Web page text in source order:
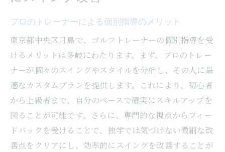
プロのトレーナーによる個別指導のメリット
東京都中央区月島で、ゴルフトレーナーの個別指導を受
けるメリットは多岐にわたります。まず、プロのトレー
ナーが個々のスイングやスタイルを分析し、その人に最
適なカスタムプランを提供します。これにより、初心者
から上級者まで、自分のペースで確実にスキルアップを
図ることが可能です。さらに、専門的な視点からフィー
ドバックを受けることで、独学では気づけない微細な改
善点をクリアにし、効率的にスイングを改善することが